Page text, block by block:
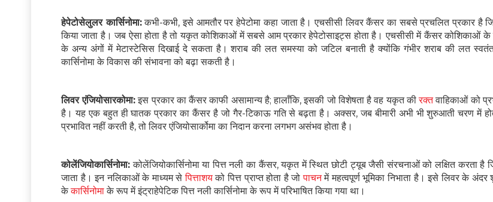
हेपेटोसेलुलर कार्सिनोमा:कभी-कभी, इसे आमतौर पर हेपेटोमा कहा जाता है। एचसीसी लिवर कैंसर का सबसे प्रचलित प्रकार है
किया जाता है। जब ऐसा होता है तो यकृत कोशिकाओं में सबसे आम प्रकार हेपेटोसाइट्स होता है। एचसीसी में कैंसर कोशिकाओं
के अन्य अंगों में मेटास्टेसिस दिखाई दे सकता है। शराब की लत समस्या को जटिल बनाती है क्योंकि गंभीर शराब की लत
कार्सिनोमा के विकास की संभावना को बढ़ा सकती है।
लिवर एंजियोसारकोमा:इस प्रकार का कैंसर काफी असामान्य है; हालाँकि, इसकी जो विशेषता है वह यकृत कीरक्तवाहिकाओं को
है। यह एक बहुत ही घातक प्रकार का कैंसर है जो गैर-टिकाऊ गति से बढ़ता है। अक्सर, जब बीमारी अभी भी शुरुआती चरण में
प्रभावित नहीं करती है, तो लिवर एंजियोसार्कोमा का निदान करना लगभग असंभव होता है।
कोलेंजियोकार्सिनोमा: कोलेंजियोकार्सिनोमा या पित्त नली का कैंसर, यकृत में स्थित छोटी ट्यूब जैसी संरचनाओं को लक्षित करता है
जाता है। इन नलिकाओं के माध्यम सेपित्ताशयको पित्त प्राप्त होता है जोपाचनमें महत्वपूर्ण भूमिका निभाता है। इसे लिवर के अंदर
केकार्सिनोमाके रूप में इंट्राहेपेटिक पित्त नली कार्सिनोमा के रूप में परिभाषित किया गया था।